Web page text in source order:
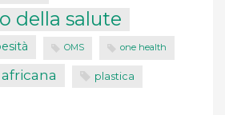
della salute
OMS one health
plastica